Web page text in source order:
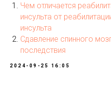
Чем отличается
инсульта от
инсульта
Сдавление спинного
последствия
2024-09-25 16:05